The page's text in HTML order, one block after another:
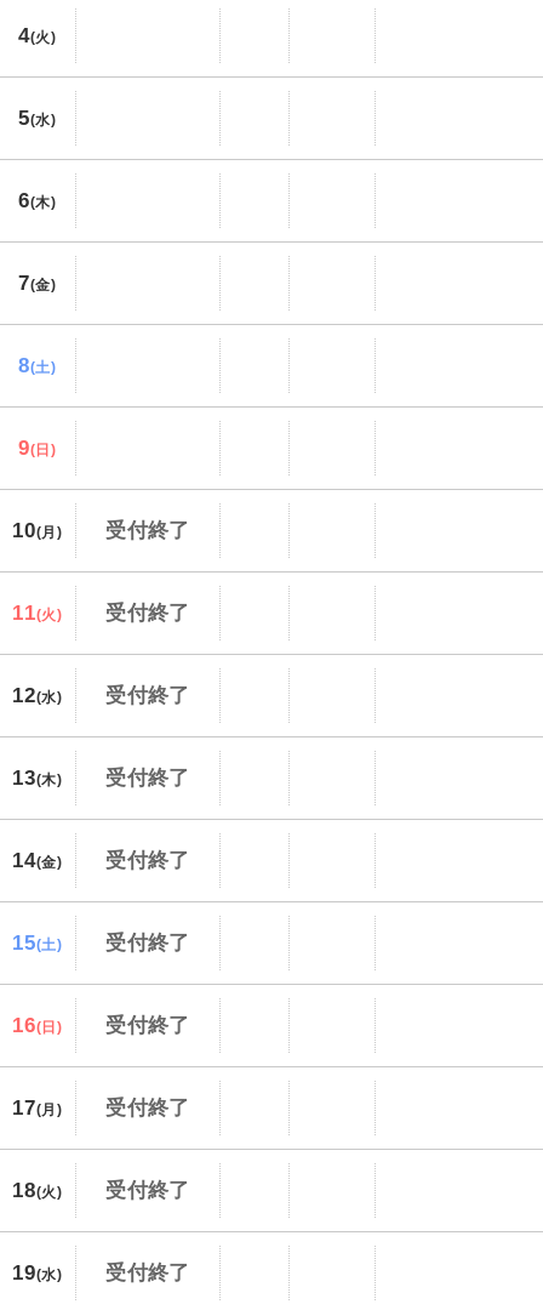
4(火)
5(水)
6(木)
7(金)
8(土)
9(日)
10(月) 受付終了
11(火) 受付終了
12(水) 受付終了
13(木) 受付終了
14(金) 受付終了
15(土) 受付終了
16(日) 受付終了
17(月) 受付終了
18(火) 受付終了
19(水) 受付終了